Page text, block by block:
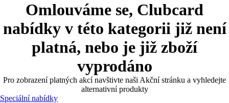
Omlouváme se, Clubcard
nabídky v této kategorii již není
platná, nebo je již zboží
vyprodáno
Pro zobrazení platných akcí navštivte naši Akční stránku a vyhledejte
alternativní produkty
Speciální nabídky